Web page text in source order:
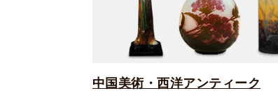
中国美術・西洋アンティーク